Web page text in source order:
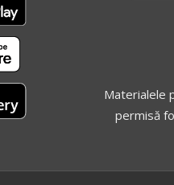
Materialele
permisă